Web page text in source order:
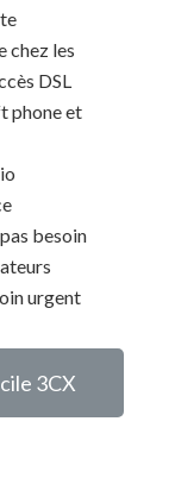
chez les
DSL
phone et
besoin
urgent
3CX